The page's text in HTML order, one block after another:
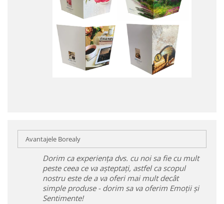
Avantajele Borealy
Dorim ca experiența dvs. cu noi sa fie cu mult
peste ceea ce va așteptați, astfel ca scopul
nostru este de a va oferi mai mult decât
simple produse - dorim sa va oferim Emoții și
Sentimente!